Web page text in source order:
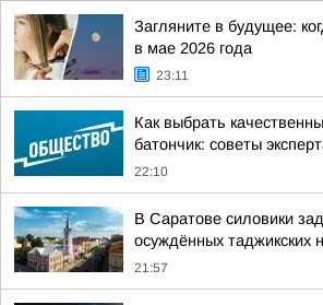
Загляните в будущее:
в мае 2026 года
23:11
Как выбрать
батончик: советы
22:10
В Саратове силовики
осуждённых таджикских
21:57